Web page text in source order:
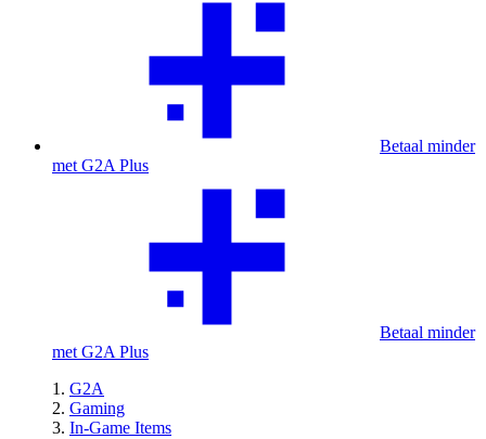
Betaal minder
met G2A Plus
Betaal minder
met G2A Plus
G2A
Gaming
In-Game Items